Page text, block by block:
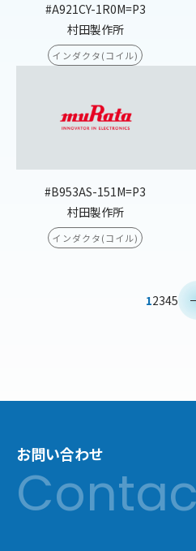
#A921CY-1R0M=P3
村田製作所
インダクタ(コイル)
#B953AS-151M=P3
村田製作所
インダクタ(コイル)
12345
お問い合わせ